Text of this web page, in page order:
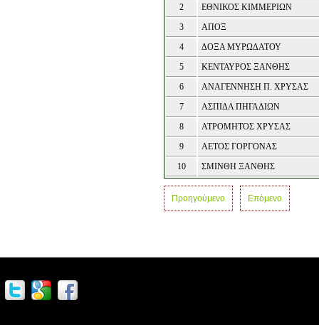
2
ΕΘΝΙΚΟΣ ΚΙΜΜΕΡΙΩΝ
3
ΑΠΟΞ
4
ΔΟΞΑ ΜΥΡΩΔΑΤΟΥ
5
ΚΕΝΤΑΥΡΟΣ ΞΑΝΘΗΣ
6
ΑΝΑΓΕΝΝΗΣΗ Π. ΧΡΥΣΑΣ
7
ΑΣΠΙΔΑ ΠΗΓΑΔΙΩΝ
8
ΑΤΡΟΜΗΤΟΣ ΧΡΥΣΑΣ
9
ΑΕΤΟΣ ΓΟΡΓΟΝΑΣ
10
ΣΜΙΝΘΗ ΞΑΝΘΗΣ
Προηγούμενο Επόμενο